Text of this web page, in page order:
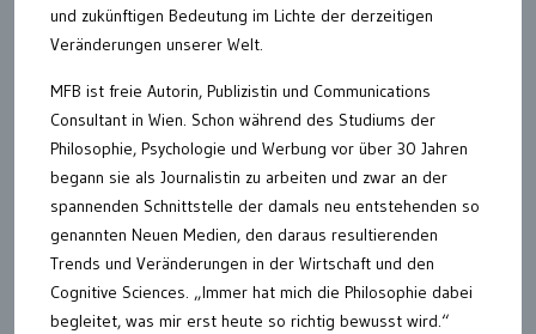
und zukünftigen Bedeutung im Lichte der derzeitigen
Veränderungen unserer Welt.
MFB ist freie Autorin, Publizistin und Communications
Consultant in Wien. Schon während des Studiums der
Philosophie, Psychologie und Werbung vor über 30 Jahren
begann sie als Journalistin zu arbeiten und zwar an der
spannenden Schnittstelle der damals neu entstehenden so
genannten Neuen Medien, den daraus resultierenden
Trends und Veränderungen in der Wirtschaft und den
Cognitive Sciences. „Immer hat mich die Philosophie dabei
begleitet, was mir erst heute so richtig bewusst wird.“